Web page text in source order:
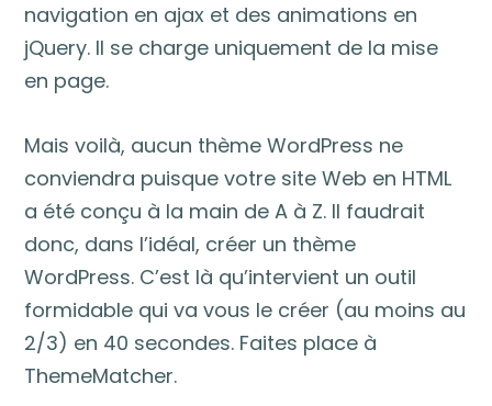
navigation en ajax et des animations en
jQuery. Il se charge uniquement de la mise
en page.
Mais voilà, aucun thème WordPress ne
conviendra puisque votre site Web en HTML
a été conçu à la main de A à Z. Il faudrait
donc, dans l’idéal, créer un thème
WordPress. C’est là qu’intervient un outil
formidable qui va vous le créer (au moins au
2/3) en 40 secondes. Faites place à
ThemeMatcher.